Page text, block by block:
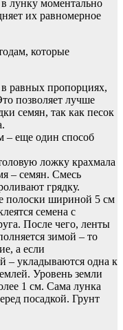
лунку моментально
их равномерное
которые
равных пропорциях,
позволяет лучше
семян, так как песок
– еще один способ
ложку крахмала
– семян. Смесь
грядку.
полоски шириной 5 см
семена с
После чего, ленты
зимой – то
а если
– укладываются одна к
Уровень земли
1 см. Сама лунка
посадкой. Грунт